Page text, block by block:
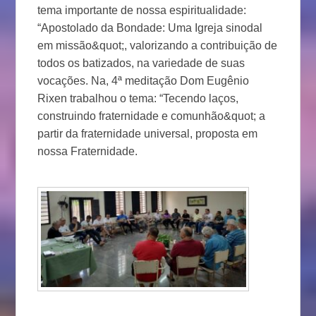
tema importante de nossa espiritualidade:
“Apostolado da Bondade: Uma Igreja sinodal
em missão&quot;, valorizando a contribuição de
todos os batizados, na variedade de suas
vocações. Na, 4ª meditação Dom Eugênio
Rixen trabalhou o tema: “Tecendo laços,
construindo fraternidade e comunhão&quot; a
partir da fraternidade universal, proposta em
nossa Fraternidade.